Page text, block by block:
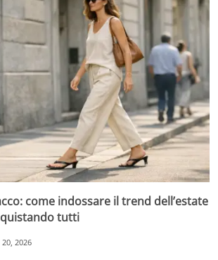
come indossare il trend dell’estate
tutti
2026